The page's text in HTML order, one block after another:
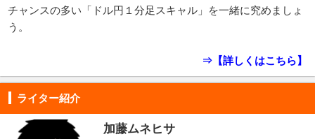
チャンスの多い「ドル円１分足スキャル」を一緒に究めましょ
う。
⇒【詳しくはこちら】
ライター紹介
加藤ムネヒサ